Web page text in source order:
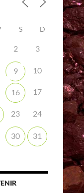
S D
2 3
9 10
16 17
23 24
30 31